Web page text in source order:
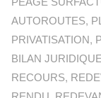
AUTOROUTES,
PRIVATISATION,
BILAN
RECOURS,